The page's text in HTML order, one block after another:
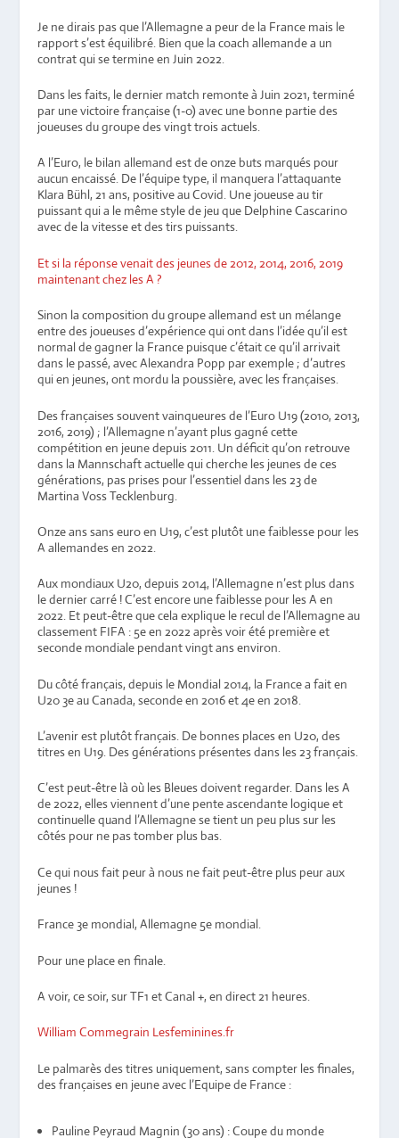
Je ne dirais pas que l’Allemagne a peur de la France mais le
rapport s’est équilibré. Bien que la coach allemande a un
contrat qui se termine en Juin 2022.
Dans les faits, le dernier match remonte à Juin 2021, terminé
par une victoire française (1-0) avec une bonne partie des
joueuses du groupe des vingt trois actuels.
A l’Euro, le bilan allemand est de onze buts marqués pour
aucun encaissé. De l’équipe type, il manquera l’attaquante
Klara Bühl, 21 ans, positive au Covid. Une joueuse au tir
puissant qui a le même style de jeu que Delphine Cascarino
avec de la vitesse et des tirs puissants.
Et si la réponse venait des jeunes de 2012, 2014, 2016, 2019
maintenant chez les A ?
Sinon la composition du groupe allemand est un mélange
entre des joueuses d’expérience qui ont dans l’idée qu’il est
normal de gagner la France puisque c’était ce qu’il arrivait
dans le passé, avec Alexandra Popp par exemple ; d’autres
qui en jeunes, ont mordu la poussière, avec les françaises.
Des françaises souvent vainqueures de l’Euro U19 (2010, 2013,
2016, 2019) ; l’Allemagne n’ayant plus gagné cette
compétition en jeune depuis 2011. Un déficit qu’on retrouve
dans la Mannschaft actuelle qui cherche les jeunes de ces
générations, pas prises pour l’essentiel dans les 23 de
Martina Voss Tecklenburg.
Onze ans sans euro en U19, c’est plutôt une faiblesse pour les
A allemandes en 2022.
Aux mondiaux U20, depuis 2014, l’Allemagne n’est plus dans
le dernier carré ! C’est encore une faiblesse pour les A en
2022. Et peut-être que cela explique le recul de l’Allemagne au
classement FIFA : 5e en 2022 après voir été première et
seconde mondiale pendant vingt ans environ.
Du côté français, depuis le Mondial 2014, la France a fait en
U20 3e au Canada, seconde en 2016 et 4e en 2018.
L’avenir est plutôt français. De bonnes places en U20, des
titres en U19. Des générations présentes dans les 23 français.
C’est peut-être là où les Bleues doivent regarder. Dans les A
de 2022, elles viennent d’une pente ascendante logique et
continuelle quand l’Allemagne se tient un peu plus sur les
côtés pour ne pas tomber plus bas.
Ce qui nous fait peur à nous ne fait peut-être plus peur aux
jeunes !
France 3e mondial, Allemagne 5e mondial.
Pour une place en finale.
A voir, ce soir, sur TF1 et Canal +, en direct 21 heures.
William Commegrain Lesfeminines.fr
Le palmarès des titres uniquement, sans compter les finales,
des françaises en jeune avec l’Equipe de France :
Pauline Peyraud Magnin (30 ans) : Coupe du monde